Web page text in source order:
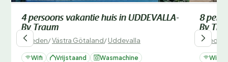
4 persoons vakantie huis in UDDEVALLA-
By Traum
Zweden/Västra Götaland/Uddevalla
Wifi Vrijstaand
Wasmachine
8
By
Zweden
Wifi